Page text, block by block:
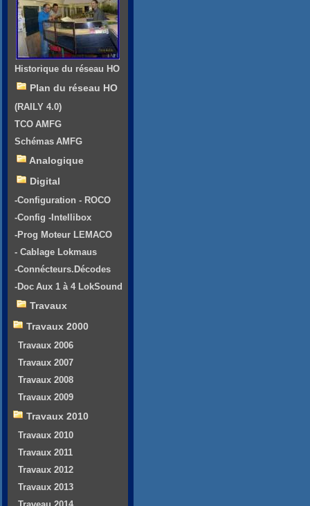
Historique du réseau HO
Plan du réseau HO
(RAILY 4.0)
TCO AMFG
Schémas AMFG
Analogique
Digital
-Configuration - ROCO
-Config -Intellibox
-Prog Moteur LEMACO
- Cablage Lokmaus
-Connécteurs.Décodes
-Doc Aux 1 à 4 LokSound
Travaux
Travaux 2000
Travaux 2006
Travaux 2007
Travaux 2008
Travaux 2009
Travaux 2010
Travaux 2010
Travaux 2011
Travaux 2012
Travaux 2013